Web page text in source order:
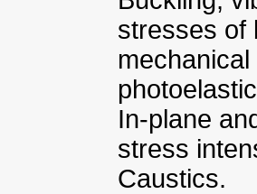
stresses of
In-plane
stress
Caustics.